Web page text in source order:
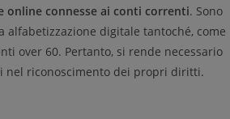
online connesse ai conti correnti. Sono
digitale tantoché, come
over 60. Pertanto, si rende necessario
nel riconoscimento dei propri diritti.